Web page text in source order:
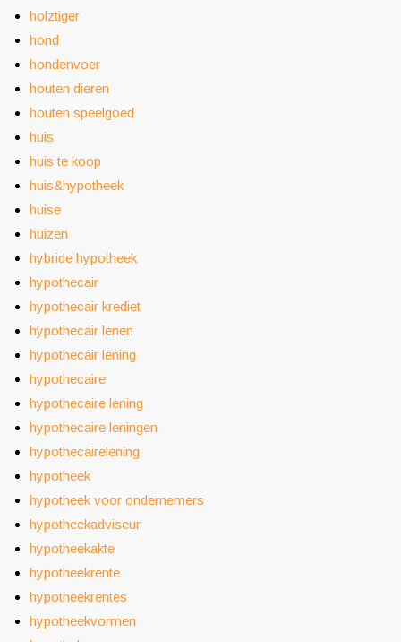
holztiger
hond
hondenvoer
houten dieren
houten speelgoed
huis
huis te koop
huis&hypotheek
huise
huizen
hybride hypotheek
hypothecair
hypothecair krediet
hypothecair lenen
hypothecair lening
hypothecaire
hypothecaire lening
hypothecaire leningen
hypothecairelening
hypotheek
hypotheek voor ondernemers
hypotheekadviseur
hypotheekakte
hypotheekrente
hypotheekrentes
hypotheekvormen